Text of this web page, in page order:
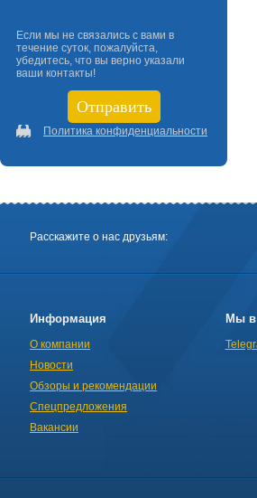
Если мы не связались с вами в
течение суток, пожалуйста,
убедитесь, что вы верно указали
ваши контакты!
Политика конфиденциальности
Расскажите о нас друзьям:
Информация
О компании
Новости
Обзоры и рекомендации
Спецпредложения
Вакансии
Мы в